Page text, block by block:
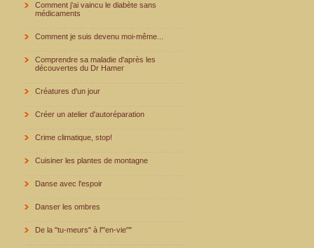
Comment j'ai vaincu le diabète sans
médicaments
Comment je suis devenu moi-même...
Comprendre sa maladie d'après les
découvertes du Dr Hamer
Créatures d'un jour
Créer un atelier d'autoréparation
Crime climatique, stop!
Cuisiner les plantes de montagne
Danse avec l'espoir
Danser les ombres
De la "tu-meurs" à l'"en-vie""